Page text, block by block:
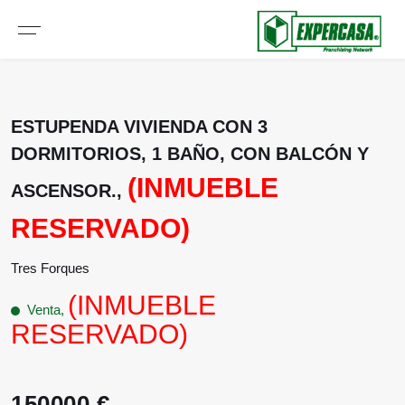
ESTUPENDA VIVIENDA CON 3
DORMITORIOS, 1 BAÑO, CON BALCÓN Y
ASCENSOR., (INMUEBLE
RESERVADO)
Tres Forques
Venta, (INMUEBLE
RESERVADO)